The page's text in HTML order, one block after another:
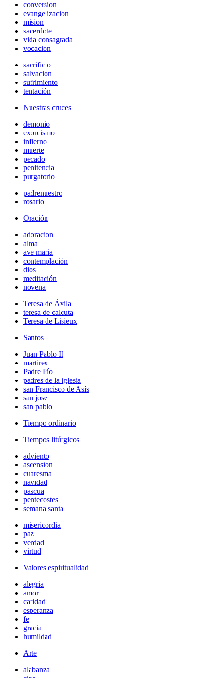
conversion
evangelizacion
mision
sacerdote
vida consagrada
vocacion
sacrificio
salvacion
sufrimiento
tentación
Nuestras cruces
demonio
exorcismo
infierno
muerte
pecado
penitencia
purgatorio
padrenuestro
rosario
Oración
adoracion
alma
ave maria
contemplación
dios
meditación
novena
Teresa de Ávila
teresa de calcuta
Teresa de Lisieux
Santos
Juan Pablo II
martires
Padre Pío
padres de la iglesia
san Francisco de Asís
san jose
san pablo
Tiempo ordinario
Tiempos litúrgicos
adviento
ascension
cuaresma
navidad
pascua
pentecostes
semana santa
misericordia
paz
verdad
virtud
Valores espiritualidad
alegria
amor
caridad
esperanza
fe
gracia
humildad
Arte
alabanza